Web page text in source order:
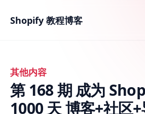
Shopify 教程博客
其他内容
第 168 期 成为
1000 天 博客+社区